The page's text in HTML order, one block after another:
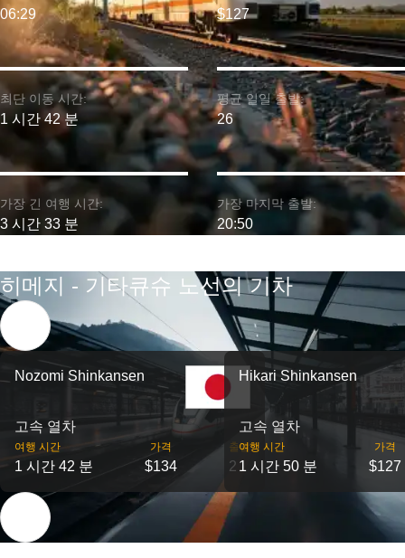
최단 이동 시간:
1 시간 42 분
06:29
가장 긴 여행 시간:
3 시간 33 분
$127
평균 일일 출발:
26
가장 마지막 출발:
20:50
히메지 - 기타큐슈 노선의 기차
Nozomi Shinkansen
고속 열차
여행 시간
1 시간 42 분
가격
$134
출발
2
Hikari Shinkansen
고속 열차
여행 시간
1 시간 50 분
가격
$127